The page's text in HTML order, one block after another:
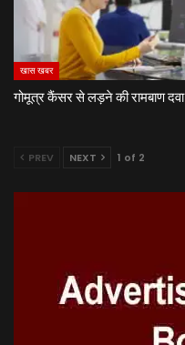
खास खबर
गोमूत्र कैंसर से लड़ने की रामबाण दवा
PREV NEXT 1 of 2